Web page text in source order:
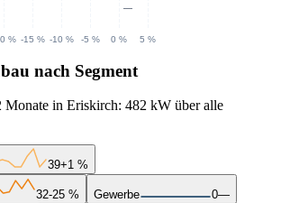
nach Segment
Monate in Eriskirch: 482 kW über alle
39+1 %
32-25 % Gewerbe 0—